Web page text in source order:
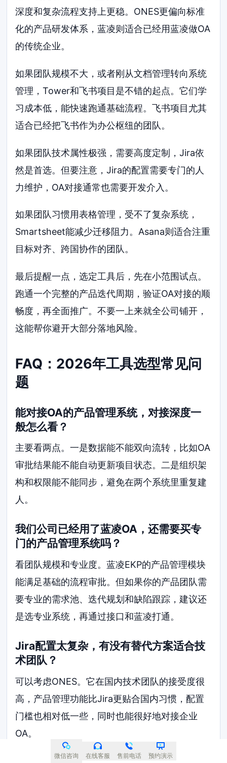
深度和复杂流程支持上更稳。ONES更偏向标准
化的产品研发体系，蓝凌则适合已经用蓝凌做OA
的传统企业。
如果团队规模不大，或者刚从文档管理转向系统
管理，Tower和飞书项目是不错的起点。它们学
习成本低，能快速跑通基础流程。飞书项目尤其
适合已经把飞书作为办公枢纽的团队。
如果团队技术属性极强，需要高度定制，Jira依
然是首选。但要注意，Jira的配置需要专门的人
力维护，OA对接通常也需要开发介入。
如果团队习惯用表格管理，受不了复杂系统，
Smartsheet能减少迁移阻力。Asana则适合注重
目标对齐、跨国协作的团队。
最后提醒一点，选定工具后，先在小范围试点。
跑通一个完整的产品迭代周期，验证OA对接的顺
畅度，再全面推广。不要一上来就全公司铺开，
这能帮你避开大部分落地风险。
FAQ：2026年工具选型常见问
题
能对接OA的产品管理系统，对接深度一
般怎么看？
主要看两点。一是数据能不能双向流转，比如OA
审批结果能不能自动更新项目状态。二是组织架
构和权限能不能同步，避免在两个系统里重复建
人。
我们公司已经用了蓝凌OA，还需要买专
门的产品管理系统吗？
看团队规模和专业度。蓝凌EKP的产品管理模块
能满足基础的流程审批。但如果你的产品团队需
要专业的需求池、迭代规划和缺陷跟踪，建议还
是选专业系统，再通过接口和蓝凌打通。
Jira配置太复杂，有没有替代方案适合技
术团队？
可以考虑ONES。它在国内技术团队的接受度很
高，产品管理功能比Jira更贴合国内习惯，配置
门槛也相对低一些，同时也能很好地对接企业
OA。
微信咨询 在线客服 售前电话 预约演示